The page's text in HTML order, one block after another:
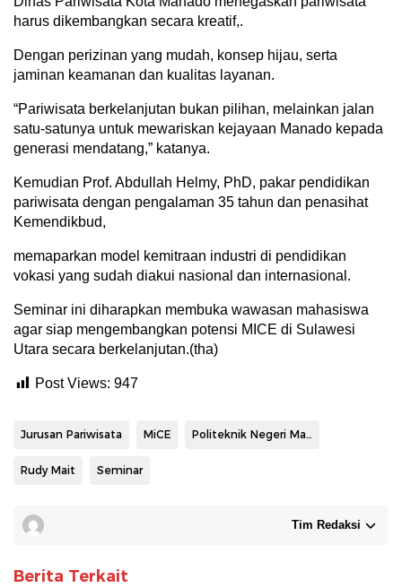
harus dikembangkan secara kreatif,.
Dengan perizinan yang mudah, konsep hijau, serta
jaminan keamanan dan kualitas layanan.
“Pariwisata berkelanjutan bukan pilihan, melainkan jalan
satu-satunya untuk mewariskan kejayaan Manado kepada
generasi mendatang,” katanya.
Kemudian Prof. Abdullah Helmy, PhD, pakar pendidikan
pariwisata dengan pengalaman 35 tahun dan penasihat
Kemendikbud,
memaparkan model kemitraan industri di pendidikan
vokasi yang sudah diakui nasional dan internasional.
Seminar ini diharapkan membuka wawasan mahasiswa
agar siap mengembangkan potensi MICE di Sulawesi
Utara secara berkelanjutan.(tha)
Post Views: 947
Jurusan Pariwisata MiCE Politeknik Negeri Manado
Rudy Mait Seminar
Tim Redaksi
Berita Terkait